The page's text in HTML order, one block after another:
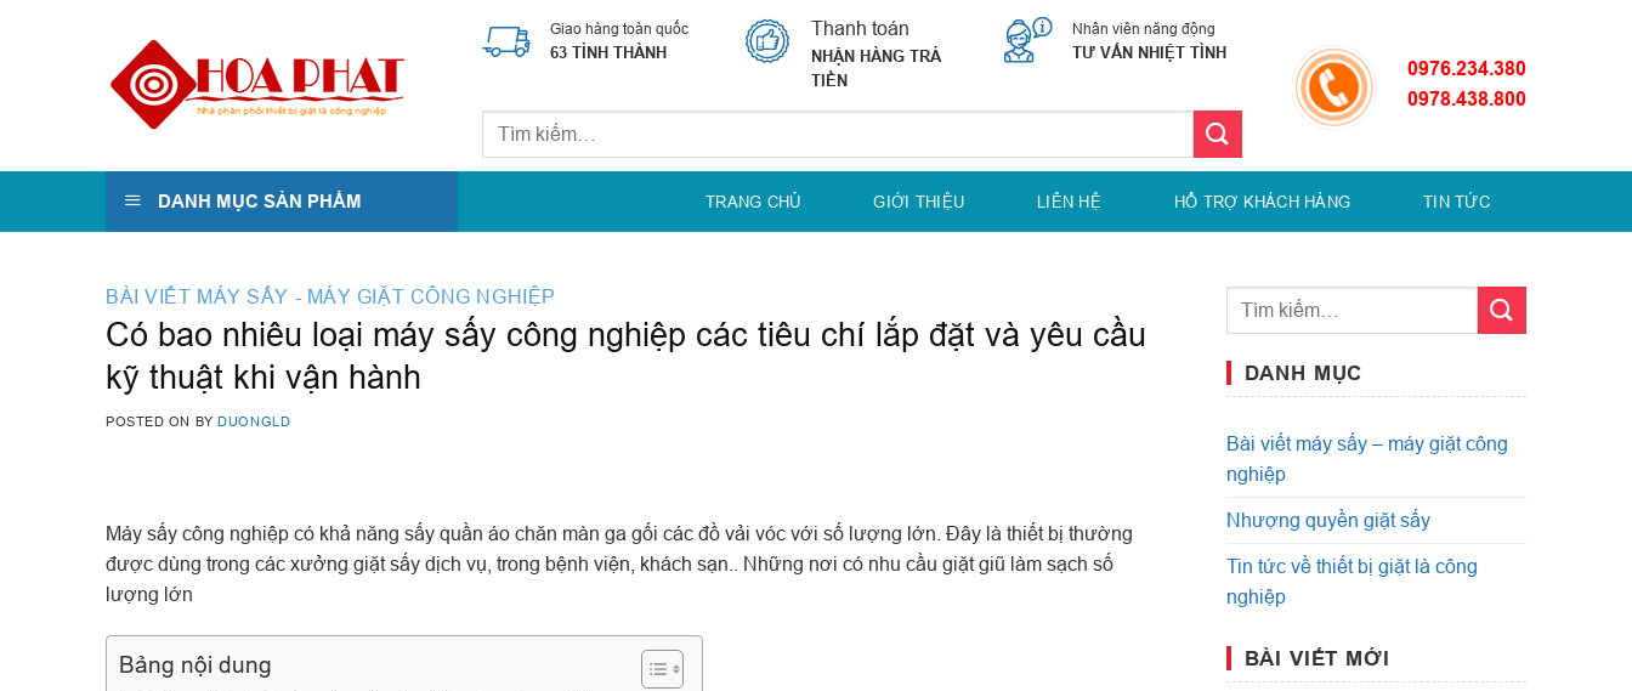
Giao hàng toàn quốc
63 TỈNH THÀNH
Thanh toán
NHẬN HÀNG TRẢ
TIỀN
Nhân viên năng động
TƯ VẤN NHIỆT TÌNH
Tìm
0976.234.380
0978.438.800
DANH MỤC SẢN PHẨM TRANG CHỦ GIỚI THIỆU LIÊN HỆ HỔ TRỢ KHÁCH HÀNG TIN TỨC
BÀI VIẾT MÁY SẤY - MÁY GIẶT CÔNG NGHIỆP
Có bao nhiêu loại máy sấy công nghiệp các tiêu chí lắp đặt và yêu cầu
kỹ thuật khi vận hành
POSTED ON BYDUONGLD
Máy sấy công nghiệp có khả năng sấy quần áo chăn màn ga gối các đồ vải vóc với số lượng lớn. Đây là thiết bị thường
được dùng trong các xưởng giặt sấy dịch vụ, trong bệnh viện, khách sạn.. Những nơi có nhu cầu giặt giũ làm sạch số
lượng lớn
Bảng nội dung
DANH MỤC
Bài viết máy sấy – máy giặt công
nghiệp
Nhượng quyền giặt sấy
Tin tức về thiết bị giặt là công
nghiệp
BÀI VIẾT MỚI